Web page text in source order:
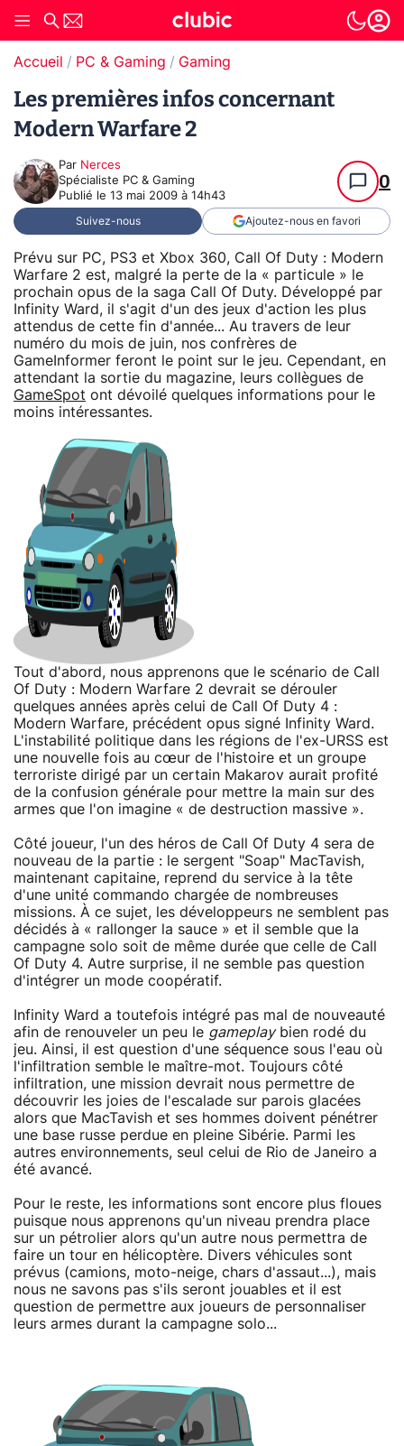
Accueil PC & Gaming Gaming
Les premières infos concernant
Modern Warfare 2
Par Nerces
Spécialiste PC & Gaming
Publié le 13 mai 2009 à 14h43
0
Suivez-nous Ajoutez-nous en favori
Prévu sur PC, PS3 et Xbox 360, Call Of Duty : Modern
Warfare 2 est, malgré la perte de la « particule » le
prochain opus de la saga Call Of Duty. Développé par
Infinity Ward, il s'agit d'un des jeux d'action les plus
attendus de cette fin d'année... Au travers de leur
numéro du mois de juin, nos confrères de
GameInformer feront le point sur le jeu. Cependant, en
attendant la sortie du magazine, leurs collègues de
GameSpot ont dévoilé quelques informations pour le
moins intéressantes.
Tout d'abord, nous apprenons que le scénario de Call
Of Duty : Modern Warfare 2 devrait se dérouler
quelques années après celui de Call Of Duty 4 :
Modern Warfare, précédent opus signé Infinity Ward.
L'instabilité politique dans les régions de l'ex-URSS est
une nouvelle fois au cœur de l'histoire et un groupe
terroriste dirigé par un certain Makarov aurait profité
de la confusion générale pour mettre la main sur des
armes que l'on imagine « de destruction massive ».
Côté joueur, l'un des héros de Call Of Duty 4 sera de
nouveau de la partie : le sergent "Soap" MacTavish,
maintenant capitaine, reprend du service à la tête
d'une unité commando chargée de nombreuses
missions. À ce sujet, les développeurs ne semblent pas
décidés à « rallonger la sauce » et il semble que la
campagne solo soit de même durée que celle de Call
Of Duty 4. Autre surprise, il ne semble pas question
d'intégrer un mode coopératif.
Infinity Ward a toutefois intégré pas mal de nouveauté
afin de renouveler un peu le gameplaybien rodé du
jeu. Ainsi, il est question d'une séquence sous l'eau où
l'infiltration semble le maître-mot. Toujours côté
infiltration, une mission devrait nous permettre de
découvrir les joies de l'escalade sur parois glacées
alors que MacTavish et ses hommes doivent pénétrer
une base russe perdue en pleine Sibérie. Parmi les
autres environnements, seul celui de Rio de Janeiro a
été avancé.
Pour le reste, les informations sont encore plus floues
puisque nous apprenons qu'un niveau prendra place
sur un pétrolier alors qu'un autre nous permettra de
faire un tour en hélicoptère. Divers véhicules sont
prévus (camions, moto-neige, chars d'assaut...), mais
nous ne savons pas s'ils seront jouables et il est
question de permettre aux joueurs de personnaliser
leurs armes durant la campagne solo...